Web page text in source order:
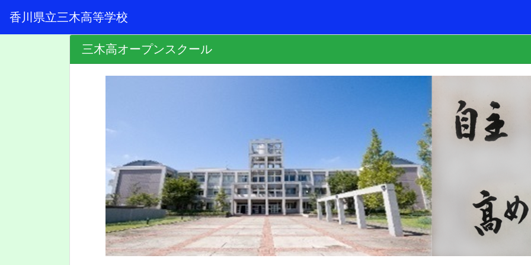
香川県立三木高等学校
三木高オープンスクール